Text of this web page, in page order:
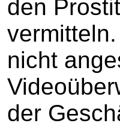
den
nicht
der